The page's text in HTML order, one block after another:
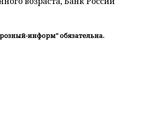
информ" обязательна.